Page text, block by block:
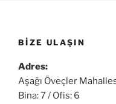
BIZE ULAŞIN
Adres:
Aşağı Öveçler
Bina: 7 / Ofis: 6